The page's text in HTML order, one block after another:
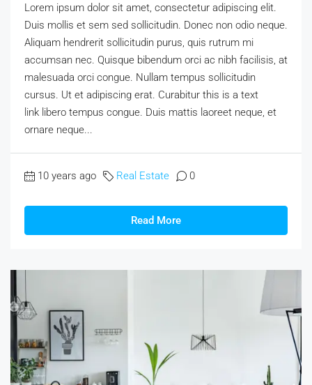
Lorem ipsum dolor sit amet, consectetur adipiscing elit.
Duis mollis et sem sed sollicitudin. Donec non odio neque.
Aliquam hendrerit sollicitudin purus, quis rutrum mi
accumsan nec. Quisque bibendum orci ac nibh facilisis, at
malesuada orci congue. Nullam tempus sollicitudin
cursus. Ut et adipiscing erat. Curabitur this is a text
link libero tempus congue. Duis mattis laoreet neque, et
ornare neque...
10 years ago Real Estate 0
Read More